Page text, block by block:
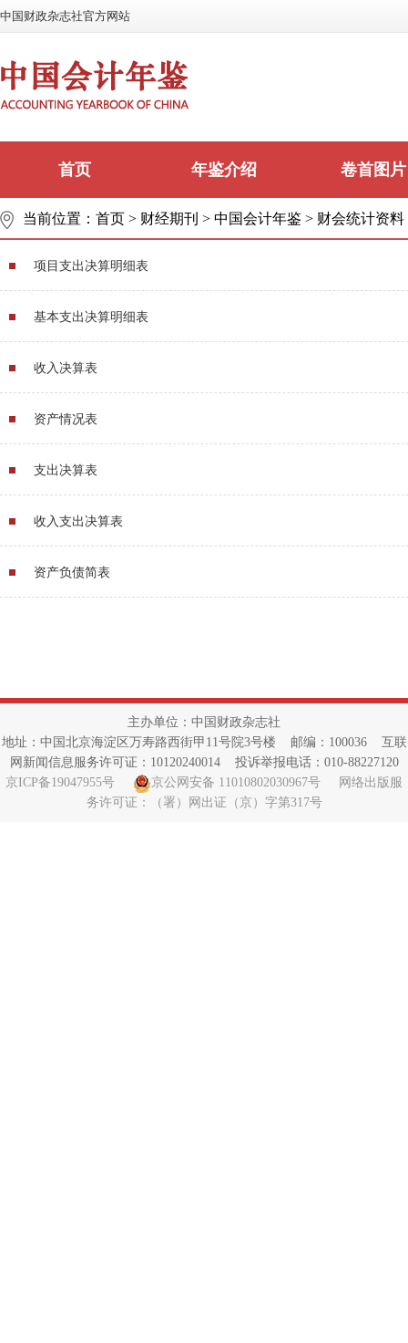
中国财政杂志社官方网站
首页 年鉴介绍 卷首图片
当前位置： 首页 > 财经期刊 > 中国会计年鉴 > 财会统计资料
项目支出决算明细表
基本支出决算明细表
收入决算表
资产情况表
支出决算表
收入支出决算表
资产负债简表
主办单位：中国财政杂志社
地址：中国北京海淀区万寿路西街甲11号院3号楼 邮编：100036 互联
网新闻信息服务许可证：10120240014 投诉举报电话：010-88227120
京ICP备19047955号
京公网安备 11010802030967号
网络出版服
务许可证：（署）网出证（京）字第317号